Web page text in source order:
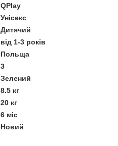
QPlay
Унісекс
Дитячий
від 1-3 років
Польща
3
Зелений
8.5 кг
20 кг
6 міс
Новий